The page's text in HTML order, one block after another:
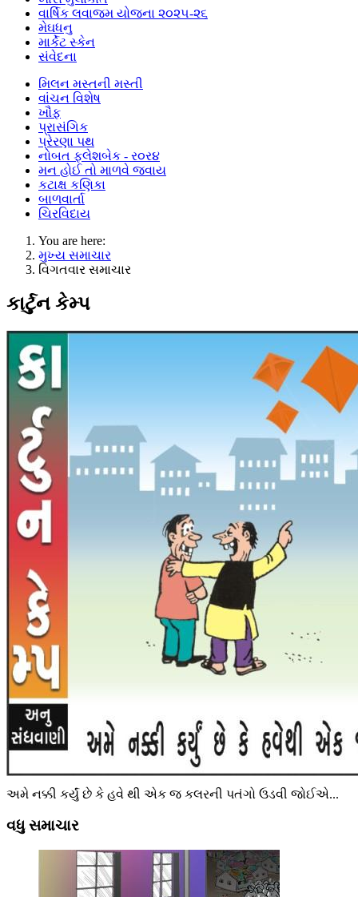
વાર્ષિક લવાજમ યોજના ૨૦૨૫-૨૬
મેઘધનુ
માર્કેટ સ્કેન
સંવેદના
મિલન મસ્તની મસ્તી
વાંચન વિશેષ
ખૌફ
પ્રાસંગિક
પ્રેરણા પથ
નોબત ફ્લેશબેક - ર૦ર૪
મન હોઈ તો માળવે જવાય
કટાક્ષ કણિકા
બાળવાર્તા
ચિરવિદાય
You are here:
મુખ્ય સમાચાર
વિગતવાર સમાચાર
કાર્ટુન કેમ્પ
અમે નક્કી કર્યું છે કે હવે થી એક જ કલરની પતંગો ઉડવી જોઈએ...
વધુ સમાચાર